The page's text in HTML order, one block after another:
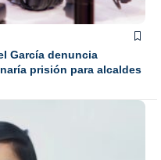
García denuncia
prisión para alcaldes